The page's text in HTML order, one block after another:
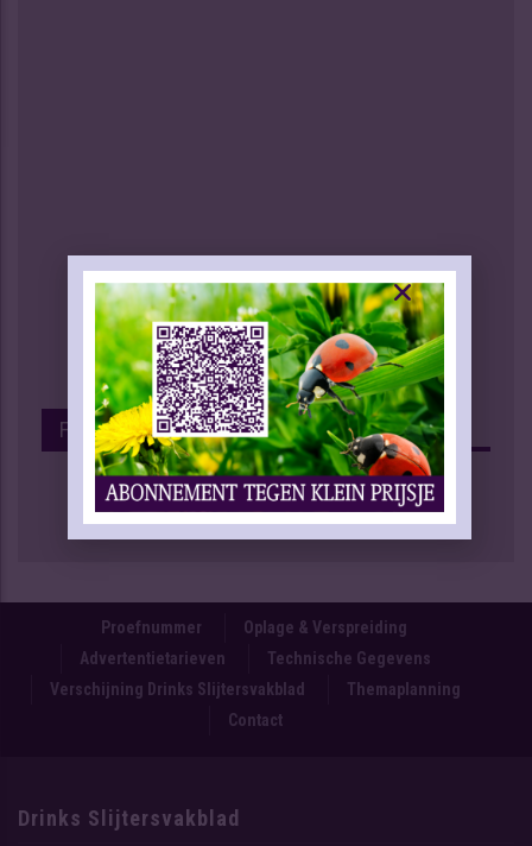
Facebook
Proefnummer
Oplage & Verspreiding
Advertentietarieven
Technische Gegevens
Verschijning Drinks Slijtersvakblad
Themaplanning
Contact
Drinks Slijtersvakblad